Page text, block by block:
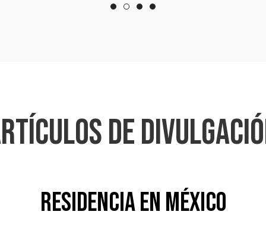
de
Residencia en México